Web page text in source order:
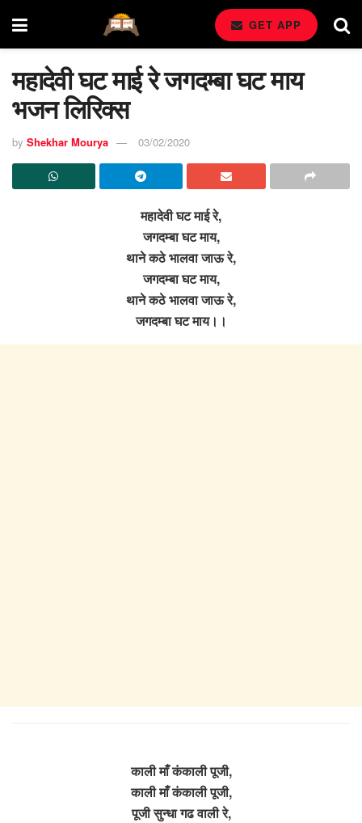
GET APP
महादेवी घट माई रे जगदम्बा घट माय
भजन लिरिक्स
by Shekhar Mourya 03/02/2020
महादेवी घट माई रे,
जगदम्बा घट माय,
थाने कठे भालवा जाऊ रे,
जगदम्बा घट माय,
थाने कठे भालवा जाऊ रे,
जगदम्बा घट माय।।
काली माँ कंकाली पूजी,
काली माँ कंकाली पूजी,
पूजी सुन्धा गढ वाली रे,